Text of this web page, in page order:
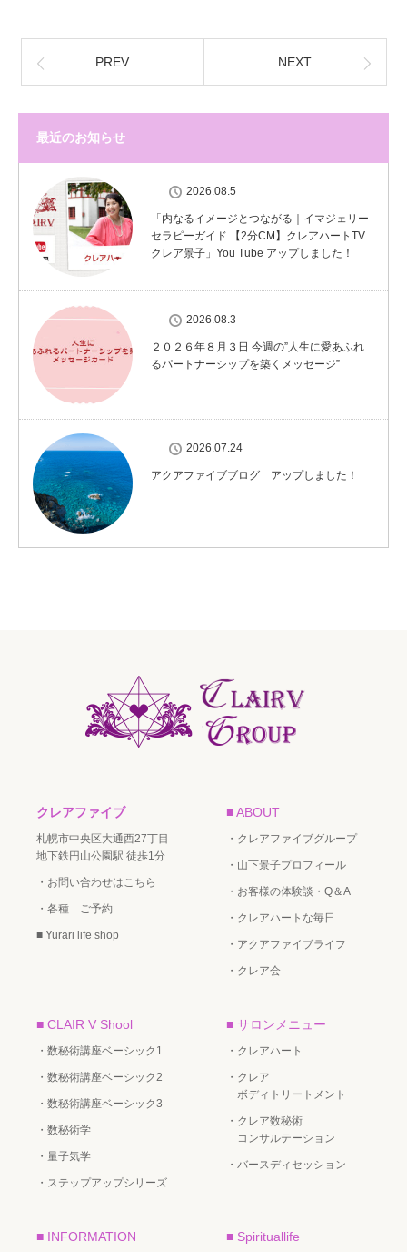
PREV NEXT
最近のお知らせ
2026.08.5
「内なるイメージとつながる｜イマジェリー
セラピーガイド 【2分CM】クレアハートTV
クレア景子」You Tube アップしました！
2026.08.3
２０２６年８月３日 今週の”人生に愛あふれ
るパートナーシップを築くメッセージ”
2026.07.24
アクアファイブブログ アップしました！
クレアファイブ
札幌市中央区大通西27丁目
地下鉄円山公園駅 徒歩1分
・お問い合わせはこちら
・各種 ご予約
■ Yurari life shop
■ ABOUT
・クレアファイブグループ
・山下景子プロフィール
・お客様の体験談・Q＆A
・クレアハートな毎日
・アクアファイブライフ
・クレア会
■ CLAIR V Shool
・数秘術講座ベーシック1
・数秘術講座ベーシック2
・数秘術講座ベーシック3
・数秘術学
・量子気学
・ステップアップシリーズ
■ サロンメニュー
・クレアハート
・クレア
ボディトリートメント
・クレア数秘術
コンサルテーション
・バースディセッション
■ INFORMATION ■ Spirituallife